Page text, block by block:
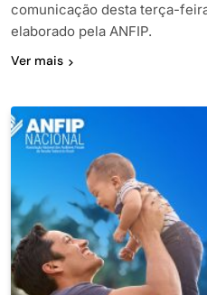
comunicação desta terça-
elaborado pela ANFIP.
Ver mais